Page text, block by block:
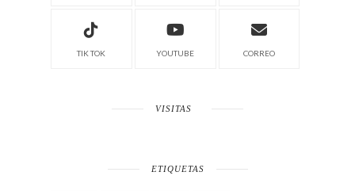
TIK TOK YOUTUBE CORREO
VISITAS
ETIQUETAS